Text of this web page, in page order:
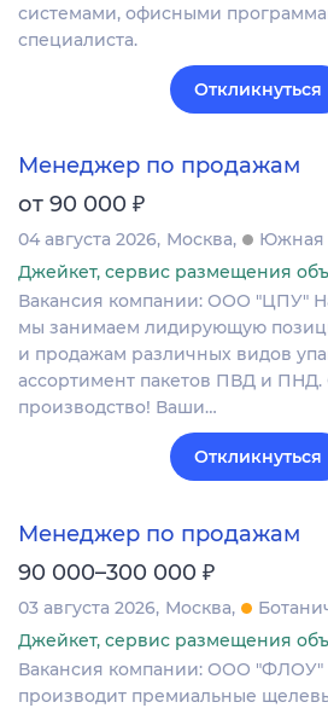
системами, офисными
специалиста.
Откликнуться
Менеджер по продажам
от 90 000 ₽
04 августа 2026 Москва
Южная
Джейкет, сервис размещения
Вакансия компании: ООО "ЦПУ"
мы занимаем лидирующую
и продажам различных видов
ассортимент пакетов ПВД и ПНД.
производство! Ваши…
Откликнуться
Менеджер по продажам
90 000–300 000 ₽
03 августа 2026 Москва
Джейкет, сервис размещения
Вакансия компании: ООО "ФЛОУ"
производит премиальные